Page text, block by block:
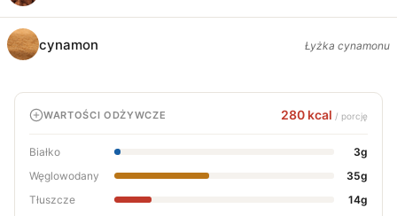
cynamon Łyżka cynamonu
WARTOŚCI ODŻYWCZE 280 kcal / porcję
Białko
3g
Węglowodany
35g
Tłuszcze
14g